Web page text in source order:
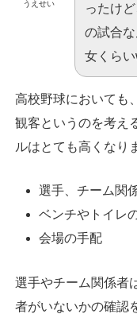
うえせい
ったけ
の試合
女くら
高校野球においても
観客というのを考え
ルはとても高くなり
選手、チーム関
ベンチやトイレ
会場の手配
選手やチーム関係者
者がいないかの確認